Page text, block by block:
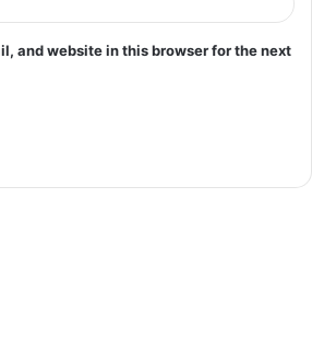
and website in this browser for the next